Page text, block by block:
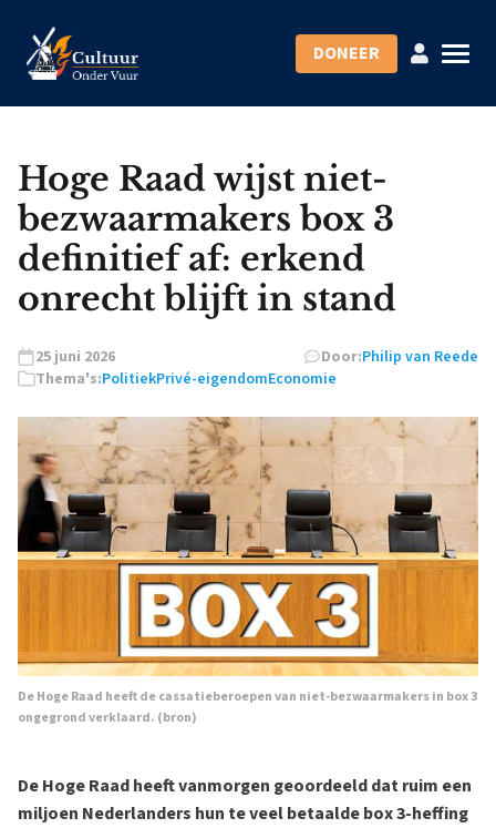
DONEER
Hoge Raad wijst niet-
bezwaarmakers box 3
definitief af: erkend
onrecht blijft in stand
25 juni 2026 Door:Philip van Reede
Thema's:PolitiekPrivé-eigendomEconomie
De Hoge Raad heeft de cassatieberoepen van niet-bezwaarmakers in box 3
ongegrond verklaard. (bron)
De Hoge Raad heeft vanmorgen geoordeeld dat ruim een
miljoen Nederlanders hun te veel betaalde box 3-heffing